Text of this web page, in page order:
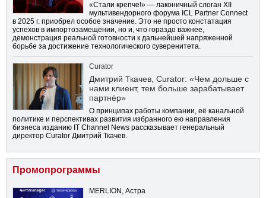
«Стали крепче!» — лаконичный слоган XII
мультивендорного форума ICL Partner Connect
в 2025 г. приобрел особое значение. Это не просто констатация
успехов в импортозамещении, но и, что гораздо важнее,
демонстрация реальной готовности к дальнейшей напряженной
борьбе за достижение технологического суверенитета.
Curator
Дмитрий Ткачев, Curator: «Чем дольше с
нами клиент, тем больше зарабатывает
партнёр»
О принципах работы компании, её канальной
политике и перспективах развития избранного ею направления
бизнеса изданию IT Channel News рассказывает генеральный
директор Curator Дмитрий Ткачев.
Промопрограммы
MERLION, Астра